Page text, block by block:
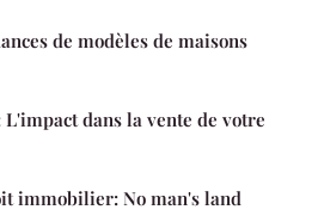
de modèles de maisons
dans la vente de votre
immobilier: No man's land